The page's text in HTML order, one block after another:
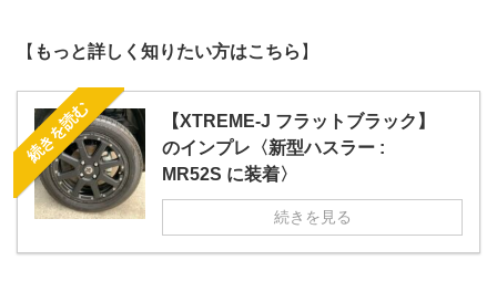
【 もっと詳しく知りたい方はこちら 】
続きを読む
【XTREME-J フラットブラック】
のインプレ〈新型ハスラー :
MR52S に装着〉
続きを見る